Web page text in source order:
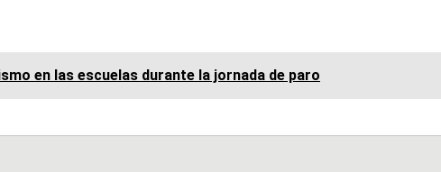
en las escuelas durante la jornada de paro